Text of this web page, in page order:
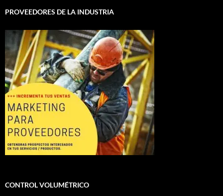
PROVEEDORES DE LA INDUSTRIA
CONTROL VOLUMÉTRICO